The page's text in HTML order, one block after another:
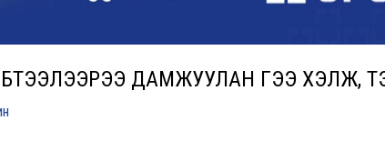
ДАМЖУУЛАН ҮГЭЭ ХЭЛЖ,